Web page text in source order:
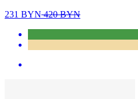
231 BYN420BYN